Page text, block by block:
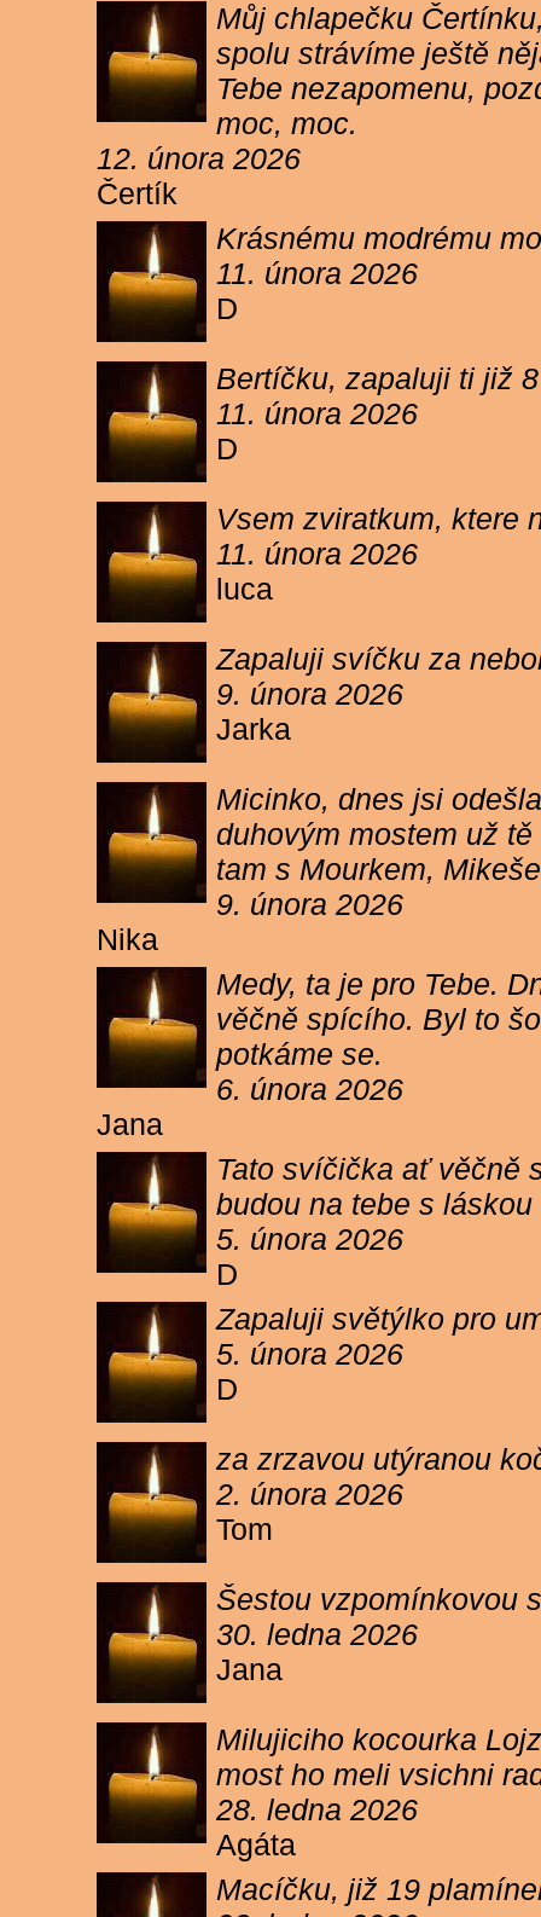
Můj chlapečku
spolu strávíme ještě
Tebe nezapomenu,
moc, moc.
12. února 2026
Čertík
Krásnému modrému
11. února 2026
D
Bertíčku, zapaluji ti již
11. února 2026
D
Vsem zviratkum, ktere
11. února 2026
luca
Zapaluji svíčku za
9. února 2026
Jarka
Micinko, dnes jsi
duhovým mostem už
tam s Mourkem,
9. února 2026
Nika
Medy, ta je pro Tebe.
věčně spícího. Byl to
potkáme se.
6. února 2026
Jana
Tato svíčička ať věčně
budou na tebe s
5. února 2026
D
Zapaluji světýlko pro
5. února 2026
D
za zrzavou utýranou
2. února 2026
Tom
Šestou vzpomínkovou
30. ledna 2026
Jana
Milujiciho kocourka
most ho meli vsichni
28. ledna 2026
Agáta
Macíčku, již 19